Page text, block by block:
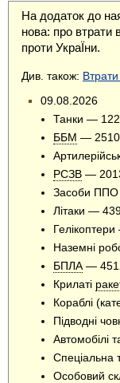
На додаток до
нова: про втрати
проти УкраЇни.
Див. також: Втрати
09.08.2026
Танки —
ББМ —
РСЗВ —
Засоби
Літаки —
Наземні
БПЛА —
Крилаті
Кораблі
Підводні
Автомобілі
Спеціальна
Особовий